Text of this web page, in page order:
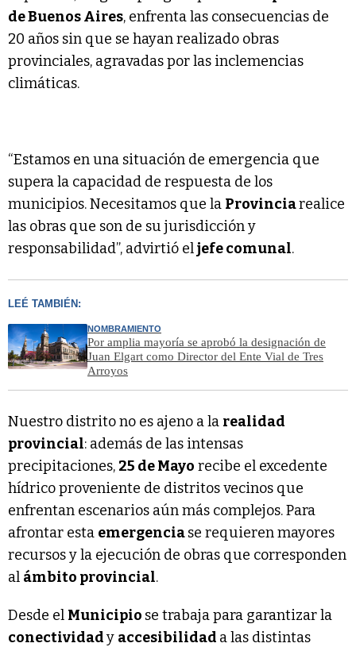
de Buenos Aires, enfrenta las consecuencias de
20 años sin que se hayan realizado obras
provinciales, agravadas por las inclemencias
climáticas.
“Estamos en una situación de emergencia que
supera la capacidad de respuesta de los
municipios. Necesitamos que la Provinciarealice
las obras que son de su jurisdicción y
responsabilidad”, advirtió eljefe comunal.
LEÉ TAMBIÉN:
NOMBRAMIENTO
Por amplia mayoría se aprobó la designación de
Juan Elgart como Director del Ente Vial de Tres
Arroyos
Nuestro distrito no es ajeno a la realidad
provincial: además de las intensas
precipitaciones, 25 de Mayo recibe el excedente
hídrico proveniente de distritos vecinos que
enfrentan escenarios aún más complejos. Para
afrontar esta emergenciase requieren mayores
recursos y la ejecución de obras que corresponden
al ámbito provincial.
Desde el Municipio se trabaja para garantizar la
conectividady accesibilidad a las distintas